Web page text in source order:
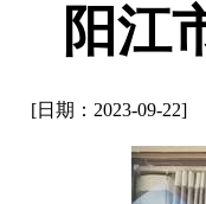
阳江
[日期：2023-09-22]